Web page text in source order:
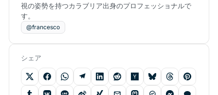
視の姿勢を持つカラブリア出身のプロフェッショナルで
す。
@francesco
シェア